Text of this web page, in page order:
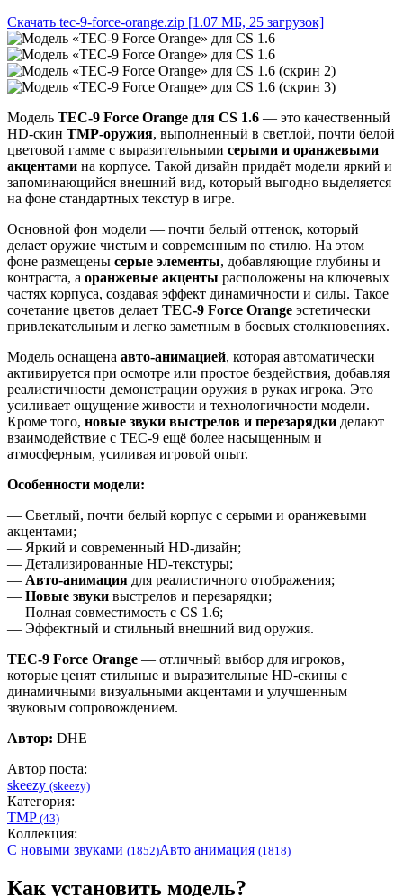
Скачать tec-9-force-orange.zip [1.07 МБ, 25 загрузок]
Модель TEC‑9 Force Orange для CS 1.6 — это качественный
HD‑скин TMP‑оружия, выполненный в светлой, почти белой
цветовой гамме с выразительными серыми и оранжевыми
акцентами на корпусе. Такой дизайн придаёт модели яркий и
запоминающийся внешний вид, который выгодно выделяется
на фоне стандартных текстур в игре.
Основной фон модели — почти белый оттенок, который
делает оружие чистым и современным по стилю. На этом
фоне размещены серые элементы, добавляющие глубины и
контраста, а оранжевые акценты расположены на ключевых
частях корпуса, создавая эффект динамичности и силы. Такое
сочетание цветов делает TEC‑9 Force Orange эстетически
привлекательным и легко заметным в боевых столкновениях.
Модель оснащена авто‑анимацией, которая автоматически
активируется при осмотре или простое бездействия, добавляя
реалистичности демонстрации оружия в руках игрока. Это
усиливает ощущение живости и технологичности модели.
Кроме того, новые звуки выстрелов и перезарядки делают
взаимодействие с TEC‑9 ещё более насыщенным и
атмосферным, усиливая игровой опыт.
Особенности модели:
— Светлый, почти белый корпус с серыми и оранжевыми
акцентами;
— Яркий и современный HD‑дизайн;
— Детализированные HD‑текстуры;
— Авто‑анимация для реалистичного отображения;
— Новые звуки выстрелов и перезарядки;
— Полная совместимость с CS 1.6;
— Эффектный и стильный внешний вид оружия.
TEC‑9 Force Orange — отличный выбор для игроков,
которые ценят стильные и выразительные HD‑скины с
динамичными визуальными акцентами и улучшенным
звуковым сопровождением.
Автор: DHE
Автор поста:
skeezy (skeezy)
Категория:
TMP (43)
Коллекция:
С новыми звуками (1852)Авто анимация (1818)
Как установить модель?